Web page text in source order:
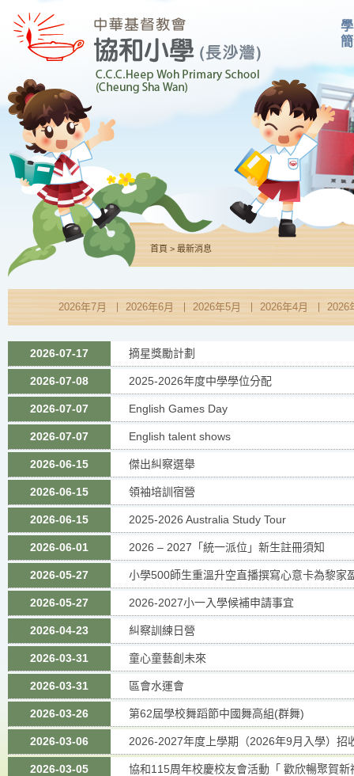
首頁 > 最新消息
2026年7月 2026年6月 2026年5月 2026年4月 2026
2026-07-17 摘星獎勵計劃
2026-07-08 2025-2026年度中學學位分配
2026-07-07 English Games Day
2026-07-07 English talent shows
2026-06-15 傑出糾察選舉
2026-06-15 領袖培訓宿營
2026-06-15 2025-2026 Australia Study Tour
2026-06-01 2026 – 2027「統一派位」新生註冊須知
2026-05-27 小學500師生重溫升空直播撰寫心意卡為黎家
2026-05-27 2026-2027小一入學候補申請事宜
2026-04-23 糾察訓練日營
2026-03-31 童心童藝創未來
2026-03-31 區會水運會
2026-03-26 第62屆學校舞蹈節中國舞高組(群舞)
2026-03-06 2026-2027年度上學期（2026年9月入學）招
2026-03-05 協和115周年校慶校友會活動「 歡欣暢聚賀